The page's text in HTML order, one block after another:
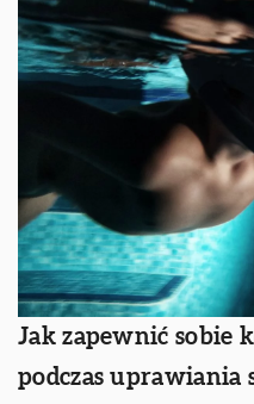
Jak zapewnić sobie
podczas uprawiania